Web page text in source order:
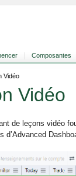
Composantes
Vidéo
Vidéo
de leçons vidéo
d’Advanced